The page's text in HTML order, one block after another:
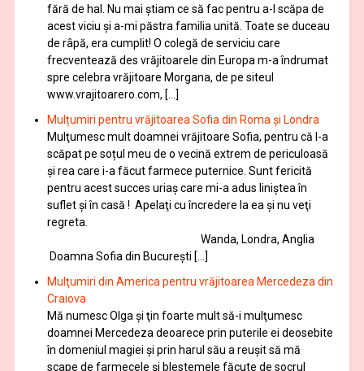
fără de hal. Nu mai ştiam ce să fac pentru a-l scăpa de
acest viciu şi a-mi păstra familia unită. Toate se duceau
de râpă, era cumplit! O colegă de serviciu care
frecventează des vrăjitoarele din Europa m-a îndrumat
spre celebra vrăjitoare Morgana, de pe siteul
www.vrajitoarero.com, […]
Mulțumiri pentru vrăjitoarea Sofia din Roma și Londra
Mulţumesc mult doamnei vrăjitoare Sofia, pentru că l-a
scăpat pe soțul meu de o vecină extrem de periculoasă
și rea care i-a făcut farmece puternice. Sunt fericită
pentru acest succes uriaș care mi-a adus liniștea în
suflet și în casă ! Apelaţi cu încredere la ea şi nu veţi
regreta.
Wanda, Londra, Anglia
Doamna Sofia din București […]
Mulţumiri din America pentru vrăjitoarea Mercedeza din
Craiova
Mă numesc Olga şi ţin foarte mult să-i mulţumesc
doamnei Mercedeza deoarece prin puterile ei deosebite
în domeniul magiei şi prin harul său a reuşit să mă
scape de farmecele şi blestemele făcute de socrul